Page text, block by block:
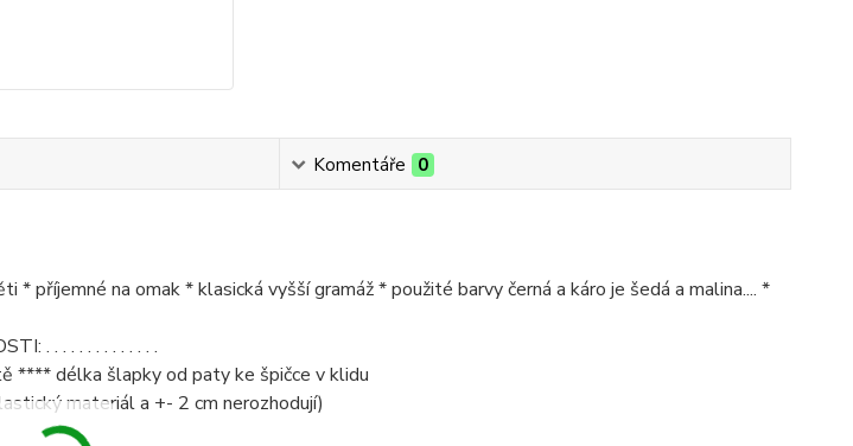
Komentáře 0
* příjemné na omak * klasická vyšší gramáž * použité barvy černá a káro je šedá a malina.... *
. . . . . . . . . . . . . .
**** délka šlapky od paty ke špičce v klidu
materiál a +- 2 cm nerozhodují)